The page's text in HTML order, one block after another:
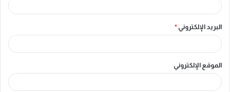
البريد الإلكتروني *
الموقع الإلكتروني